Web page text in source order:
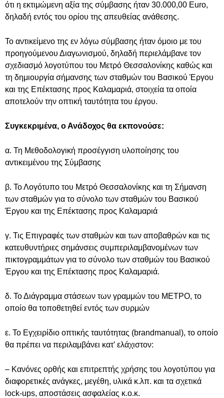
ότι η εκτιμώμενη αξία της σύμβασης ήταν 30.000,00 Euro,
δηλαδή εντός του ορίου της απευθείας ανάθεσης.
Το αντικείμενο της εν λόγω σύμβασης ήταν όμοιο με του
προηγούμενου Διαγωνισμού, δηλαδή περιελάμβανε τον
σχεδιασμό λογοτύπου του Μετρό Θεσσαλονίκης καθώς και
τη δημιουργία σήμανσης των σταθμών του Βασικού Έργου
και της Επέκτασης προς Καλαμαριά, στοιχεία τα οποία
αποτελούν την οπτική ταυτότητα του έργου.
Συγκεκριμένα, ο Ανάδοχος θα εκπονούσε:
α. Τη Μεθοδολογική προσέγγιση υλοποίησης του
αντικειμένου της Σύμβασης
β. Το Λογότυπο του Μετρό Θεσσαλονίκης και τη Σήμανση
των σταθμών για το σύνολο των σταθμών του Βασικού
Έργου και της Επέκτασης προς Καλαμαριά
γ. Τις Επιγραφές των σταθμών και των αποβαθρών και τις
κατευθυντήριες σημάνσεις συμπεριλαμβανομένων των
πικτογραμμάτων για το σύνολο των σταθμών του Βασικού
Έργου και της Επέκτασης προς Καλαμαριά.
δ. Το Διάγραμμα στάσεων των γραμμών του ΜΕΤΡΟ, το
οποίο θα τοποθετηθεί εντός των συρμών
ε. Το Εγχειρίδιο οπτικής ταυτότητας (brandmanual), το οποίο
θα πρέπει να περιλαμβάνει κατ’ ελάχιστον:
– Κανόνες ορθής και επιτρεπτής χρήσης του λογοτύπου για
διαφορετικές ανάγκες, μεγέθη, υλικά κ.λπ. και τα σχετικά
lock-ups, αποστάσεις ασφαλείας κ.ο.κ.